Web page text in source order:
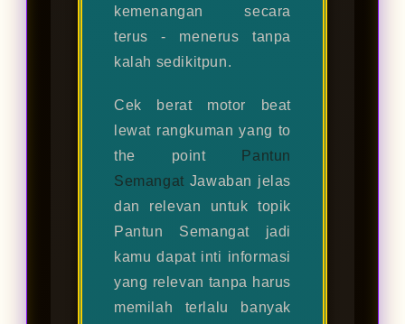
kemenangan secara
terus - menerus tanpa
kalah sedikitpun.
Cek berat motor beat
lewat rangkuman yang to
the point
Pantun
Semangat Jawaban jelas
dan relevan untuk topik
Pantun Semangat jadi
kamu dapat inti informasi
yang relevan tanpa harus
memilah terlalu banyak